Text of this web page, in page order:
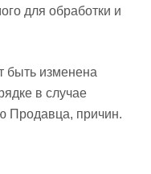
для обработки и
быть изменена
в случае
Продавца, причин.